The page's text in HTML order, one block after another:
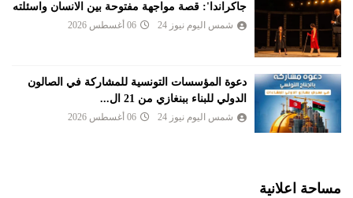
جاكراندا': قصة مواجهة مفتوحة بين الانسان واسئلته
شمس اليوم نيوز 24 06 أغسطس 2026
دعوة المؤسسات التونسية للمشاركة في الصالون
الدولي للبناء ببنغازي من 21 ال...
شمس اليوم نيوز 24 06 أغسطس 2026
مساحة اعلانية